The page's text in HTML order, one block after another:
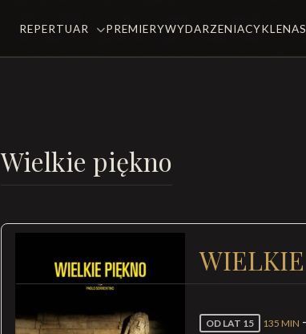
REPERTUAR PREMIERYWYDARZENIACYKLE
Wielkie piękno
OD LAT 15 135 MIN -